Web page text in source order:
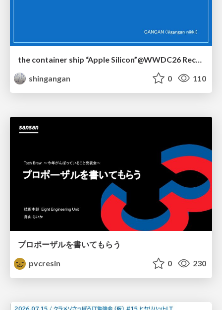
shingangan
0 110
プロポーザルを書いてもらう
pvcresin
0 230